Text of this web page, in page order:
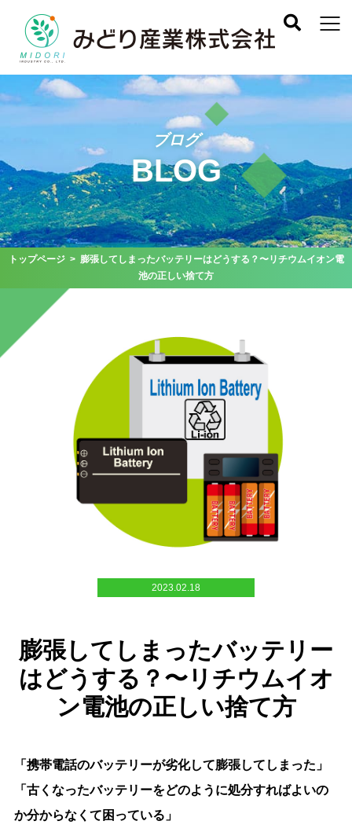
ブログ
BLOG
トップページ> 膨張してしまったバッテリーはどうする？〜リチウムイオン電
池の正しい捨て方
2023.02.18
膨張してしまったバッテリー
はどうする？〜リチウムイオ
ン電池の正しい捨て方
「携帯電話のバッテリーが劣化して膨張してしまった」
「古くなったバッテリーをどのように処分すればよいの
か分からなくて困っている」